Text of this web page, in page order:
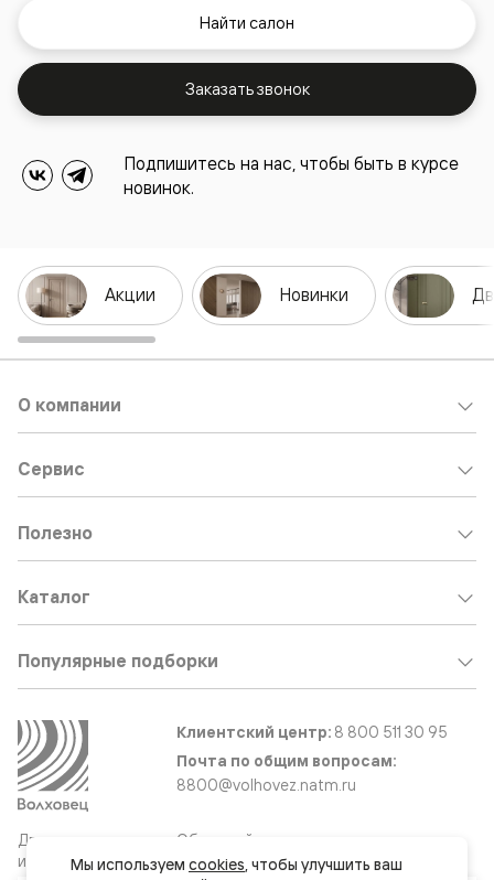
Найти салон
Заказать звонок
Подпишитесь на нас, чтобы быть в курсе
новинок.
Акции Новинки
Двери
и интерьерные
О компании
Сервис
Полезно
Каталог
Популярные подборки
Клиентский центр: 8 800 511 30 95
Почта по общим вопросам:
8800@volhovez.natm.ru
Обратный звонок
Мы используем cookies, чтобы улучшить ваш